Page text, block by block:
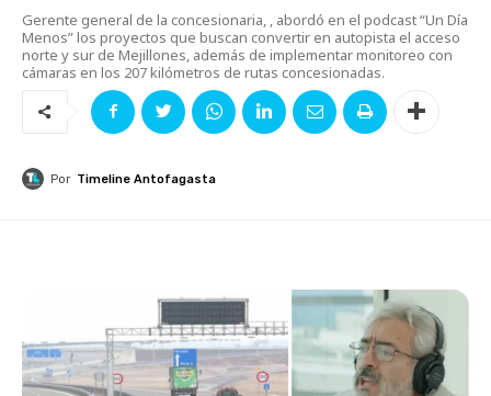
Gerente general de la concesionaria, , abordó en el podcast “Un Día
Menos” los proyectos que buscan convertir en autopista el acceso
norte y sur de Mejillones, además de implementar monitoreo con
cámaras en los 207 kilómetros de rutas concesionadas.
Por Timeline Antofagasta